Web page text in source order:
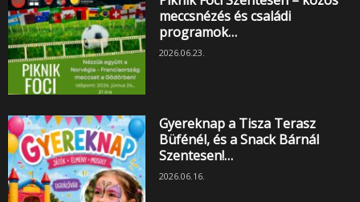
meccsnézés és családi
programok…
2026.06.23.
Gyereknap a Tisza Terasz
Büfénél, és a Snack Bárnál
Szentesen!…
2026.06.16.